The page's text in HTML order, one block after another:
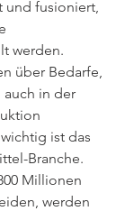
und fusioniert,
werden.
über Bedarfe,
auch in der
ist das
Branche.
Millionen
werden